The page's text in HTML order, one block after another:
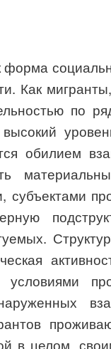
Как
по
обилием
в целом,